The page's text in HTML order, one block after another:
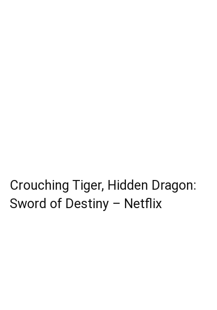
Crouching Tiger, Hidden Dragon:
Sword of Destiny – Netflix